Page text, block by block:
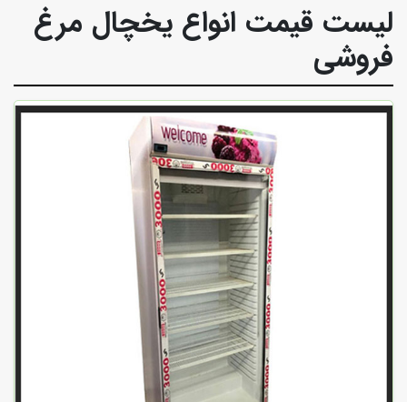
لیست قیمت انواع یخچال مرغ
فروشی